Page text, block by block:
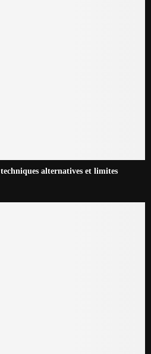
alternatives et limites